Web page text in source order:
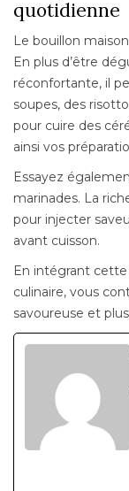
quotidienne
Le bouillon
En plus d’être
réconfortante, il
soupes, des
pour cuire des
ainsi vos
Essayez
marinades. La
pour injecter
avant cuisson.
En intégrant
culinaire, vous
savoureuse et